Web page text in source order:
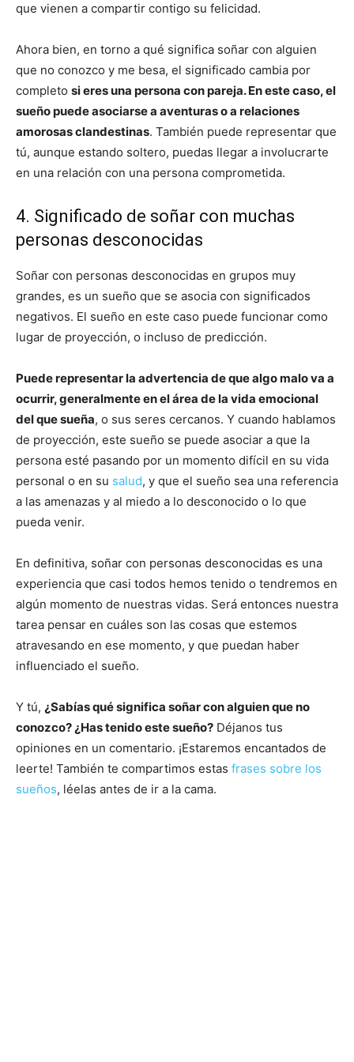
que vienen a compartir contigo su felicidad.
Ahora bien, en torno a qué significa soñar con alguien
que no conozco y me besa, el significado cambia por
completo si eres una persona con pareja. En este caso, el
sueño puede asociarse a aventuras o a relaciones
amorosas clandestinas. También puede representar que
tú, aunque estando soltero, puedas llegar a involucrarte
en una relación con una persona comprometida.
4. Significado de soñar con muchas
personas desconocidas
Soñar con personas desconocidas en grupos muy
grandes, es un sueño que se asocia con significados
negativos. El sueño en este caso puede funcionar como
lugar de proyección, o incluso de predicción.
Puede representar la advertencia de que algo malo va a
ocurrir, generalmente en el área de la vida emocional
del que sueña, o sus seres cercanos. Y cuando hablamos
de proyección, este sueño se puede asociar a que la
persona esté pasando por un momento difícil en su vida
personal o en su salud, y que el sueño sea una referencia
a las amenazas y al miedo a lo desconocido o lo que
pueda venir.
En definitiva, soñar con personas desconocidas es una
experiencia que casi todos hemos tenido o tendremos en
algún momento de nuestras vidas. Será entonces nuestra
tarea pensar en cuáles son las cosas que estemos
atravesando en ese momento, y que puedan haber
influenciado el sueño.
Y tú, ¿Sabías qué significa soñar con alguien que no
conozco? ¿Has tenido este sueño? Déjanos tus
opiniones en un comentario. ¡Estaremos encantados de
leerte! También te compartimos estas frases sobre los
sueños, léelas antes de ir a la cama.